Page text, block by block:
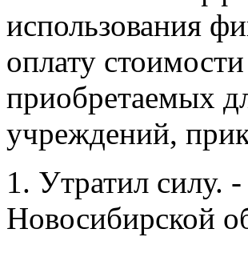
использования
оплату
приобретаемых
учреждений,
1. Утратил силу.
Новосибирской